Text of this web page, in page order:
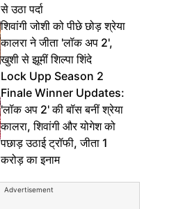
से उठा पर्दा
शिवांगी जोशी को पीछे छोड़ श्रेया
कालरा ने जीता 'लॉक अप 2',
खुशी से झूमीं शिल्पा शिंदे
Lock Upp Season 2
Finale Winner Updates:
'लॉक अप 2' की बॉस बनीं श्रेया
कालरा, शिवांगी और योगेश को
पछाड़ उठाई ट्रॉफी, जीता 1
करोड़ का इनाम
Advertisement